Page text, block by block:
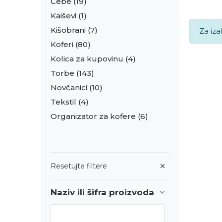
Kaiševi (1)
Kišobrani (7)
Koferi (80)
Kolica za kupovinu (4)
Torbe (143)
Novčanici (10)
Tekstil (4)
Organizator za kofere (6)
Resetujte filtere
Naziv ili šifra proizvoda
Za